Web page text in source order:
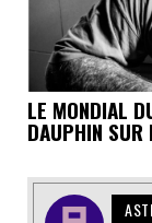
LE MONDIAL
DAUPHIN SUR